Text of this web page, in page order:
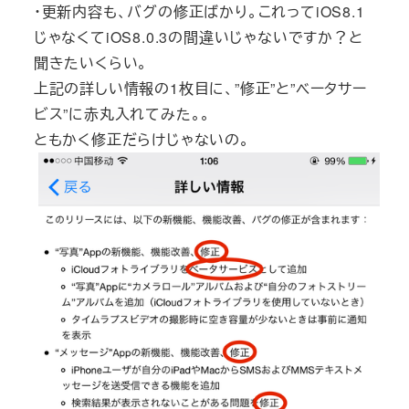
・更新内容も、バグの修正ばかり。これってiOS8.1
じゃなくてiOS8.0.3の間違いじゃないですか？と
聞きたいくらい。
上記の詳しい情報の1枚目に、”修正”と”ベータサー
ビス”に赤丸入れてみた。。
ともかく修正だらけじゃないの。